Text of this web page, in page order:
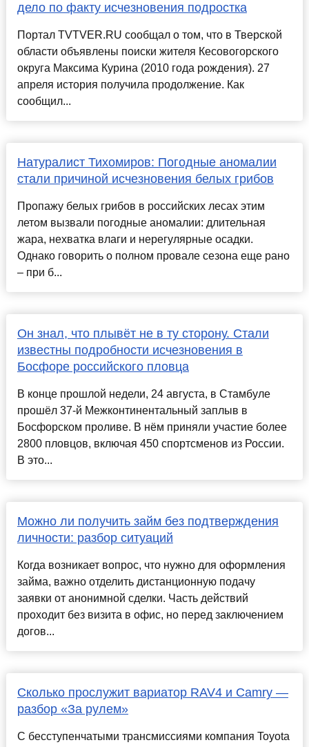
дело по факту исчезновения подростка
Портал TVTVER.RU сообщал о том, что в Тверской
области объявлены поиски жителя Кесовогорского
округа Максима Курина (2010 года рождения). 27
апреля история получила продолжение. Как
сообщил...
Натуралист Тихомиров: Погодные аномалии
стали причиной исчезновения белых грибов
Пропажу белых грибов в российских лесах этим
летом вызвали погодные аномалии: длительная
жара, нехватка влаги и нерегулярные осадки.
Однако говорить о полном провале сезона еще рано
– при б...
Он знал, что плывёт не в ту сторону. Стали
известны подробности исчезновения в
Босфоре российского пловца
В конце прошлой недели, 24 августа, в Стамбуле
прошёл 37-й Межконтинентальный заплыв в
Босфорском проливе. В нём приняли участие более
2800 пловцов, включая 450 спортсменов из России.
В это...
Можно ли получить займ без подтверждения
личности: разбор ситуаций
Когда возникает вопрос, что нужно для оформления
займа, важно отделить дистанционную подачу
заявки от анонимной сделки. Часть действий
проходит без визита в офис, но перед заключением
догов...
Сколько прослужит вариатор RAV4 и Camry —
разбор «За рулем»
С бесступенчатыми трансмиссиями компания Toyota